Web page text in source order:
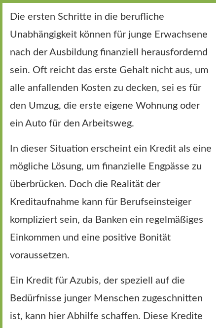
Die ersten Schritte in die berufliche
Unabhängigkeit können für junge Erwachsene
nach der Ausbildung finanziell herausfordernd
sein. Oft reicht das erste Gehalt nicht aus, um
alle anfallenden Kosten zu decken, sei es für
den Umzug, die erste eigene Wohnung oder
ein Auto für den Arbeitsweg.
In dieser Situation erscheint ein Kredit als eine
mögliche Lösung, um finanzielle Engpässe zu
überbrücken. Doch die Realität der
Kreditaufnahme kann für Berufseinsteiger
kompliziert sein, da Banken ein regelmäßiges
Einkommen und eine positive Bonität
voraussetzen.
Ein Kredit für Azubis, der speziell auf die
Bedürfnisse junger Menschen zugeschnitten
ist, kann hier Abhilfe schaffen. Diese Kredite